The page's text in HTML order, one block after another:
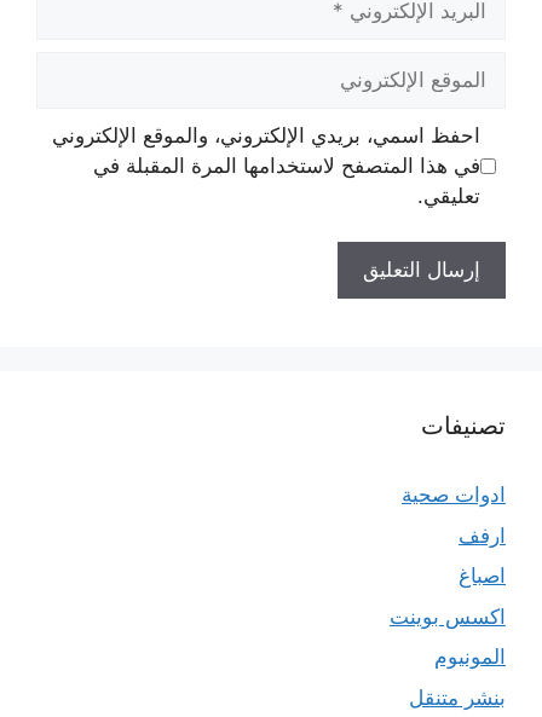
الإلكتروني
الإلكتروني
احفظ اسمي، بريدي الإلكتروني، والموقع الإلكتروني
في هذا المتصفح لاستخدامها المرة المقبلة في
تعليقي.
تصنيفات
ادوات صحية
ارفف
اصباغ
اكسس بوينت
المونيوم
بنشر متنقل